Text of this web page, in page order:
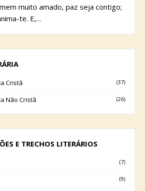
muito amado, paz seja contigo;
te. E,…
Cristã (37)
Não Cristã (26)
E TRECHOS LITERÁRIOS
(7)
(9)